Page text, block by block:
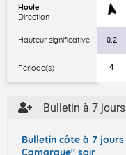
Houle
Direction
Hauteur significative
Période(s)
0.2
4
Bulletin à 7 jours